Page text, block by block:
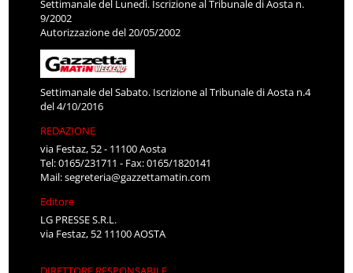
Settimanale del Lunedì. Iscrizione al Tribunale di Aosta n.
9/2002
Autorizzazione del 20/05/2002
Settimanale del Sabato. Iscrizione al Tribunale di Aosta n.4
del 4/10/2016
REDAZIONE
via Festaz, 52 - 11100 Aosta
Tel: 0165/231711 - Fax: 0165/1820141
Mail:segreteria@gazzettamatin.com
Editore
LG PRESSE S.R.L.
via Festaz, 52 11100 AOSTA